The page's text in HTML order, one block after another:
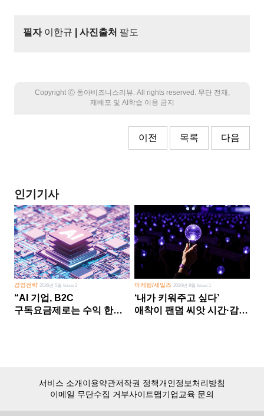
필자 이한규 | 사진출처 팔도
Copyright Ⓒ 동아비즈니스리뷰. All rights reserved. 무단 전재,
재배포 및 AI학습 이용 금지
이전 목록 다음
인기기사
경영전략 2026년 5월 Issue 2
“AI 기업, B2C
구독요금제로는 수익 한계
마케팅/세일즈 2026년 8월 Issue 1
‘내가 키워주고 싶다’
애착이 팬덤 씨앗 시간·감정
서비스 소개이용약관저작권 정책개인정보처리방침
이메일 무단수집 거부사이트맵기업교육 문의